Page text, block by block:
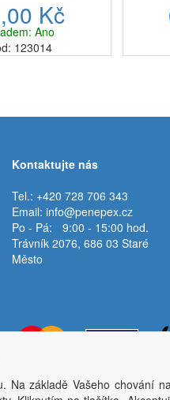
fyzické i
Osvěžující
citr...
Kč
Ano
123014
višeň,
Kontaktujte nás
Tel.: +420 728 706 343
Email: info@penepex.cz
Po - Pá:
9:00 - 15:00 hod.
Trávník 2076, 686 03 Staré
Město
Copyright © Penepex s.r.o.
Na základě Vašeho chování